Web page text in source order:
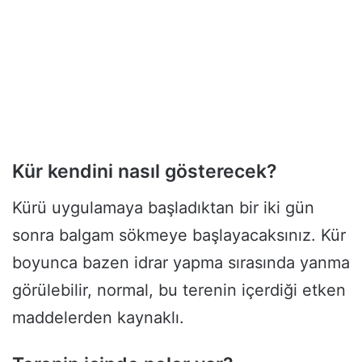
Kür kendini nasıl gösterecek?
Kürü uygulamaya başladıktan bir iki gün
sonra balgam sökmeye başlayacaksınız. Kür
boyunca bazen idrar yapma sırasında yanma
görülebilir, normal, bu terenin içerdiği etken
maddelerden kaynaklı.